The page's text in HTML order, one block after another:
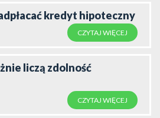
kredyt hipoteczny
CZYTAJ WIĘCEJ
liczą zdolność
CZYTAJ WIĘCEJ